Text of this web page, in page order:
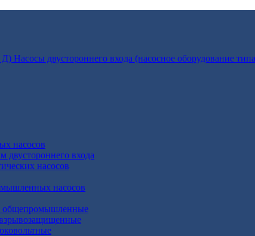
Насосы двустороннего входа (насосное оборудование
насосов
двустороннего входа
насосов
насосов
общепромышленные